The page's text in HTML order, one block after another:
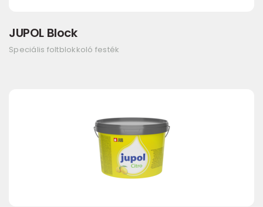
JUPOL Block
Speciális foltblokkoló festék